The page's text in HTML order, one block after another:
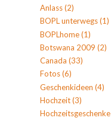
Anlass(2)
BOPL unterwegs(1)
BOPLhome(1)
Botswana 2009 (2)
Canada (33)
Fotos(6)
Geschenkideen (4)
Hochzeit(3)
Hochzeitsgeschenke